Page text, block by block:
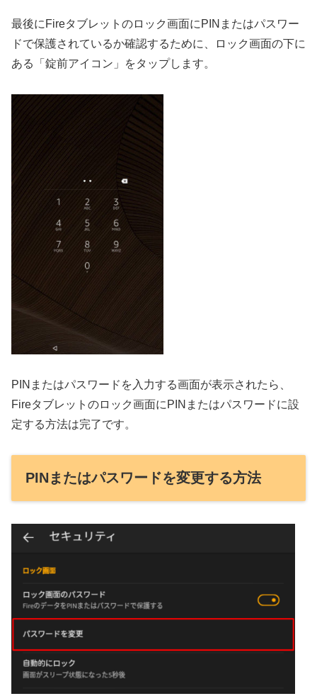
最後にFireタブレットのロック画面にPINまたはパスワー
ドで保護されているか確認するために、ロック画面の下に
ある「錠前アイコン」をタップします。
PINまたはパスワードを入力する画面が表示されたら、
Fireタブレットのロック画面にPINまたはパスワードに設
定する方法は完了です。
PINまたはパスワードを変更する方法